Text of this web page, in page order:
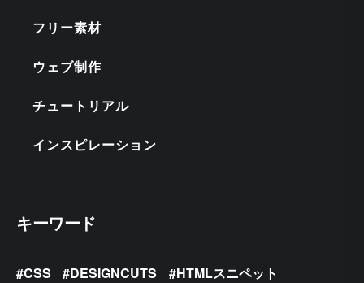
フリー素材
ウェブ制作
チュートリアル
インスピレーション
キーワード
CSS DESIGNCUTS
HTMLスニペット